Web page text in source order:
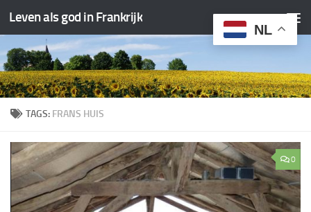
Doorgaan naar inhoud
Leven als god in Frankrijk
TAGS: FRANS HUIS
0
NL